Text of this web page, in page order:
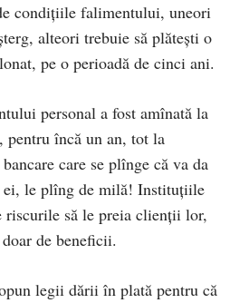
condițiile falimentului, uneori
alteori trebuie să plătești o
pe o perioadă de cinci ani.
personal a fost amînată la
încă un an, tot la
care se plînge că va da
ei, le plîng de milă! Instituțiile
riscurile să le preia clienții lor,
de beneficii.
legii dării în plată pentru că